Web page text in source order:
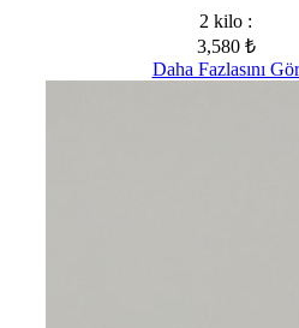
2 kilo :
3,580 ₺
Daha Fazlasını Gör